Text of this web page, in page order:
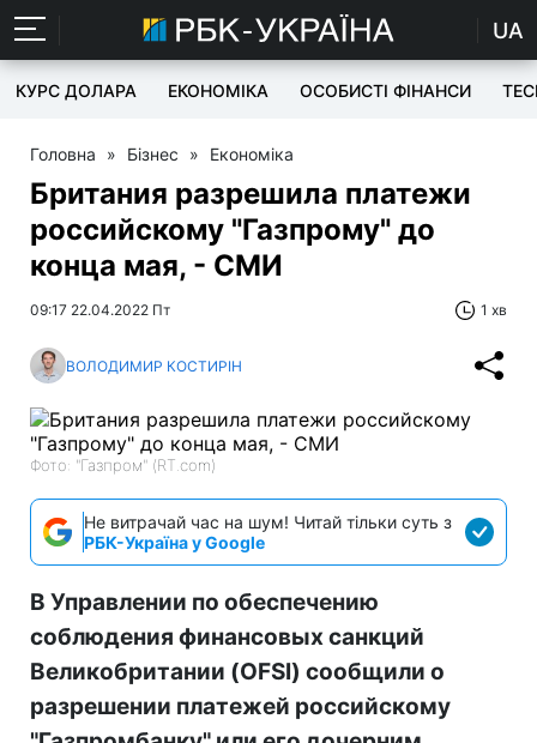
UA
КУРС ДОЛАРА ЕКОНОМІКА ОСОБИСТІ ФІНАНСИ
Головна » Бізнес » Економіка
Британия разрешила платежи
российскому "Газпрому" до
конца мая, - СМИ
09:17 22.04.2022 Пт 1 хв
ВОЛОДИМИР КОСТИРІН
Фото: "Газпром" (RT.com)
Не витрачай час на шум! Читай тільки суть з
РБК-Україна у Google
В Управлении по обеспечению
соблюдения финансовых санкций
Великобритании (OFSI) сообщили о
разрешении платежей российскому